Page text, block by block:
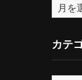
バ
ッ
ク
ナ
カテ